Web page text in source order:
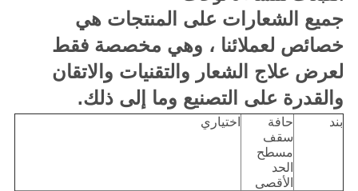
جميع الشعارات على المنتجات هي
خصائص لعملائنا ، وهي مخصصة فقط
لعرض علاج الشعار والتقنيات والاتقان
والقدرة على التصنيع وما إلى ذلك.
بند
حافة
سقف
مسطح
الحد
الأقصى
اختياري